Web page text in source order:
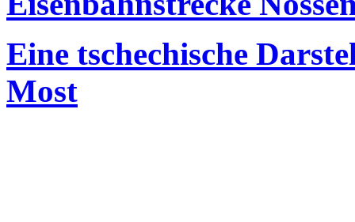
Eine tschechische
Most